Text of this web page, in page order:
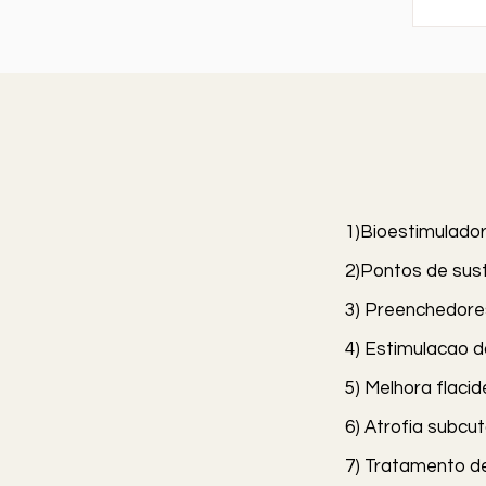
2)Pontos de
3)
4) Estimulacao
5) Melhora
6) Atrofia
7) Tratamento